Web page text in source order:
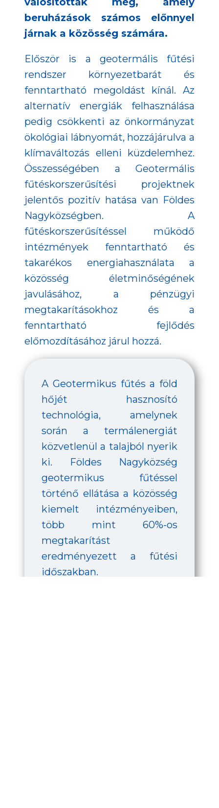
beruházások számos előnnyel
járnak a közösség számára.
Először is a geotermális fűtési
rendszer környezetbarát és
fenntartható megoldást kínál. Az
alternatív energiák felhasználása
pedig csökkenti az önkormányzat
ökológiai lábnyomát, hozzájárulva a
klímaváltozás elleni küzdelemhez.
Összességében a Geotermális
fűtéskorszerűsítési projektnek
jelentős pozitív hatása van Földes
Nagyközségben. A
fűtéskorszerűsítéssel működő
intézmények fenntartható és
takarékos energiahasználata a
közösség életminőségének
javulásához, a pénzügyi
megtakarításokhoz és a
fenntartható fejlődés
előmozdításához járul hozzá.
A Geotermikus fűtés a föld
hőjét hasznosító
technológia, amelynek
során a termálenergiát
közvetlenül a talajból nyerik
ki. Földes Nagyközség
geotermikus fűtéssel
történő ellátása a közösség
kiemelt intézményeiben,
több mint 60%-os
megtakarítást
eredményezett a fűtési
időszakban.